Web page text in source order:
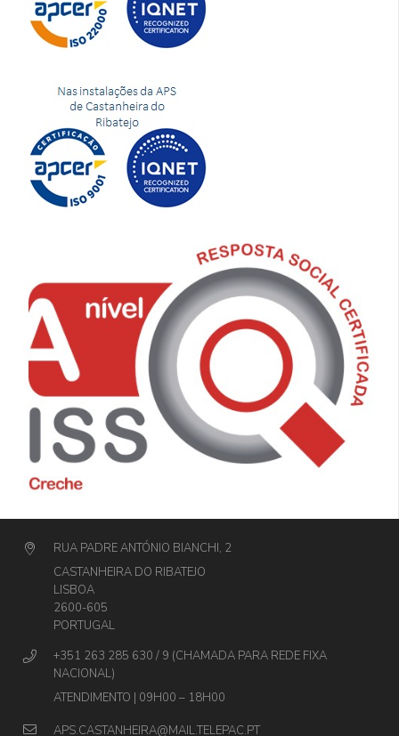
RUA PADRE ANTÓNIO BIANCHI, 2
CASTANHEIRA DO RIBATEJO
LISBOA
2600-605
PORTUGAL
+351 263 285 630 / 9 (CHAMADA PARA REDE FIXA
NACIONAL)
ATENDIMENTO | 09H00 – 18H00
APS.CASTANHEIRA@MAIL.TELEPAC.PT